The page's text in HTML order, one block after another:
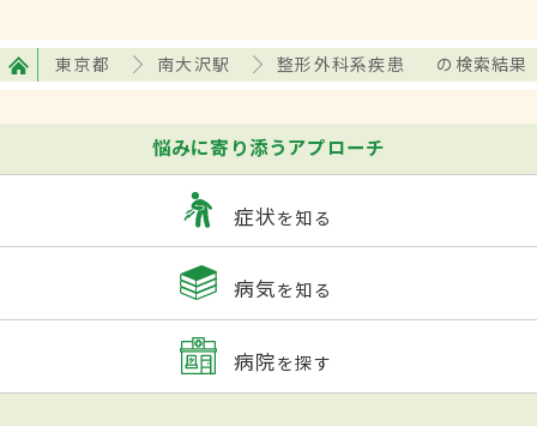
東京都 南大沢駅 整形外科系疾患 の検索結果
悩みに寄り添うアプローチ
症状を知る
病気を知る
病院を探す